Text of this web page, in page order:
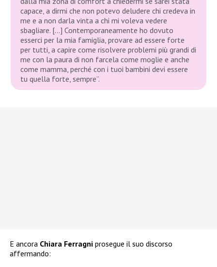
capace, a dirmi che non potevo deludere chi credeva in
me e a non darla vinta a chi mi voleva vedere
sbagliare. […] Contemporaneamente ho dovuto
esserci per la mia famiglia, provare ad essere forte
per tutti, a capire come risolvere problemi più grandi di
me con la paura di non farcela come moglie e anche
come mamma, perché con i tuoi bambini devi essere
tu quella forte, sempre”.
E ancora Chiara Ferragni prosegue il suo discorso
affermando: